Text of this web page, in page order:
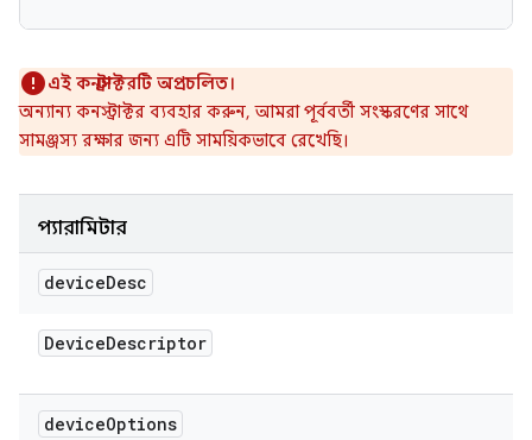
এই কনস্ট্রাক্টরটি অপ্রচলিত।
অন্যান্য কনস্ট্রাক্টর ব্যবহার করুন, আমরা পূর্ববর্তী সংস্করণের সাথে
সামঞ্জস্য রক্ষার জন্য এটি সাময়িকভাবে রেখেছি।
প্যারামিটার
deviceDesc
DeviceDescriptor
deviceOptions